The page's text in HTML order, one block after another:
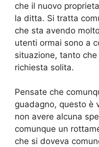
che il nuovo
la ditta. Si tratta
che sta avendo
utenti ormai sono a
situazione, tanto
richiesta solita.
Pensate che
guadagno, questo è
non avere alcuna
comunque un
che si doveva